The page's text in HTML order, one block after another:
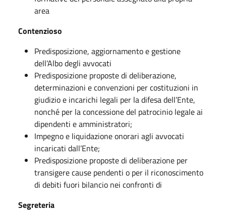
area
Contenzioso
Predisposizione, aggiornamento e gestione
dell’Albo degli avvocati
Predisposizione proposte di deliberazione,
determinazioni e convenzioni per costituzioni in
giudizio e incarichi legali per la difesa dell’Ente,
nonché per la concessione del patrocinio legale ai
dipendenti e amministratori;
Impegno e liquidazione onorari agli avvocati
incaricati dall’Ente;
Predisposizione proposte di deliberazione per
transigere cause pendenti o per il riconoscimento
di debiti fuori bilancio nei confronti di
Segreteria